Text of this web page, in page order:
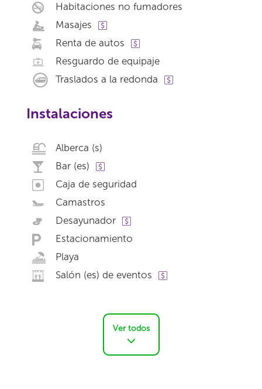
Habitaciones no fumadores
Masajes
Renta de autos
Resguardo de equipaje
Traslados a la redonda
Instalaciones
Alberca (s)
Bar (es)
Caja de seguridad
Camastros
Desayunador
Estacionamiento
Playa
Salón (es) de eventos
Ver todos